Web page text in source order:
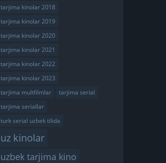
tarjima kinolar 2018
tarjima kinolar 2019
tarjima kinolar 2020
tarjima kinolar 2021
tarjima kinolar 2022
tarjima kinolar 2023
tarjima multfilmlar
tarjima serial
tarjima seriallar
turk serial uzbek tilida
uz kinolar
uzbek tarjima kino